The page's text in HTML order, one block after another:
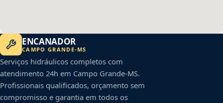
ENCANADOR
CAMPO GRANDE-MS
Serviços hidráulicos completos com
atendimento 24h em Campo Grande-MS.
Profissionais qualificados, orçamento sem
compromisso e garantia em todos os